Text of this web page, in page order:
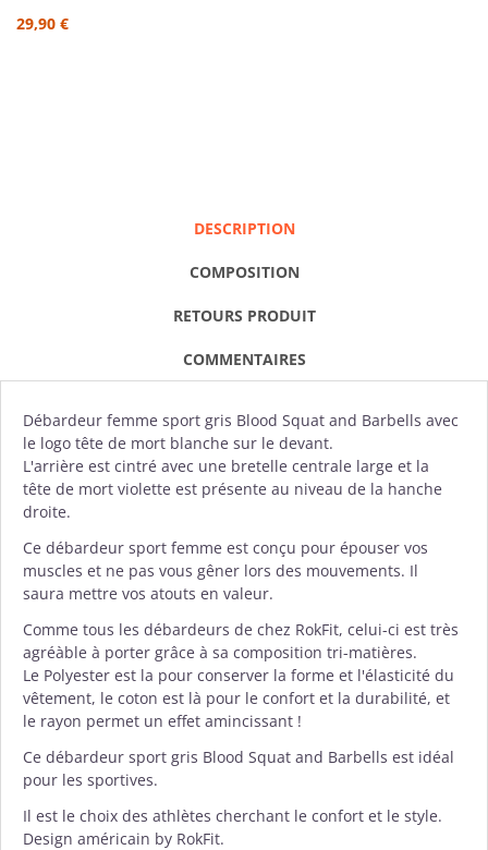
29,90 €
DESCRIPTION
COMPOSITION
RETOURS PRODUIT
COMMENTAIRES
Débardeur femme sport gris Blood Squat and Barbells avec
le logo tête de mort blanche sur le devant.
L'arrière est cintré avec une bretelle centrale large et la
tête de mort violette est présente au niveau de la hanche
droite.
Ce débardeur sport femme est conçu pour épouser vos
muscles et ne pas vous gêner lors des mouvements. Il
saura mettre vos atouts en valeur.
Comme tous les débardeurs de chez RokFit, celui-ci est très
agréàble à porter grâce à sa composition tri-matières.
Le Polyester est la pour conserver la forme et l'élasticité du
vêtement, le coton est là pour le confort et la durabilité, et
le rayon permet un effet amincissant !
Ce débardeur sport gris Blood Squat and Barbells est idéal
pour les sportives.
Il est le choix des athlètes cherchant le confort et le style.
Design américain by RokFit.